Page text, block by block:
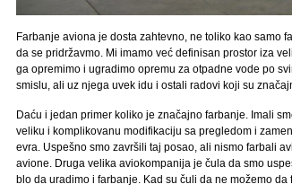
Farbanje aviona je dosta zahtevno, ne toliko kao samo
da se pridržavmo. Mi imamo već definisan prostor iza
ga opremimo i ugradimo opremu za otpadne vode po
smislu, ali uz njega uvek idu i ostali radovi koji su
Daću i jedan primer koliko je značajno farbanje. Imali
veliku i komplikovanu modifikaciju sa pregledom i
evra. Uspešno smo završili taj posao, ali nismo farbali
avione. Druga velika aviokompanija je čula da smo
blo da uradimo i farbanje. Kad su čuli da ne možemo